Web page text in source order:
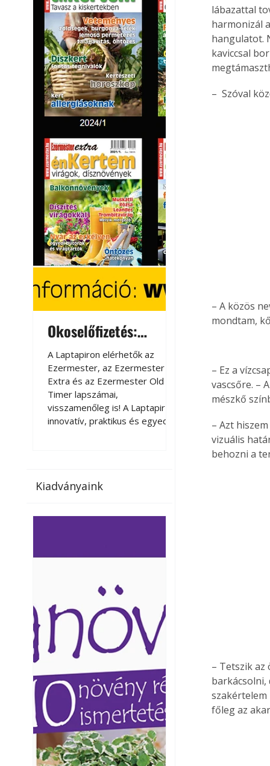
Okoselőfizetés:
Ezermester Extra
A Laptapiron elérhetők az
Ezermester, az Ezermester
Extra és az Ezermester Old
Timer lapszámai,
visszamenőleg is! A Laptapir új,
innovatív, praktikus és egyedi
az otthonában, útközben vagy
elérhetők lapszámaink. Bárhol,
Okoselőfizetés
Ezermester, az
Extra és az
Timer lapszámai,
visszamenőleg is! A
innovatív, praktikus
megoldás a
magazinok digitális
számítógépen,
Kiadványaink
lábazattal
harmonizál
hangulatot.
kaviccsal
–  Szóval
– A közös
mondtam,
– Ez a
vascsőre. –
mészkő
– Azt
vizuális
behozni a
– Tetszik az
barkácsolni,
szakértelem
főleg az